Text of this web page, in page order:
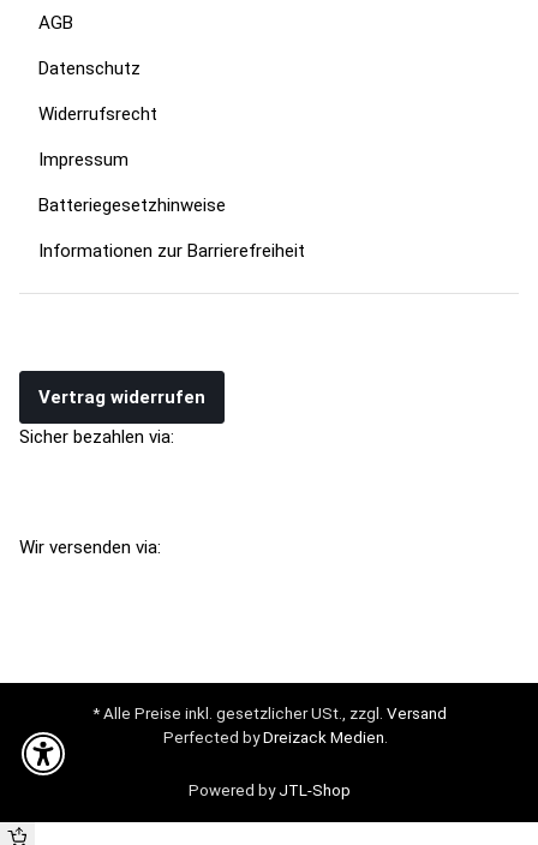
AGB
Datenschutz
Widerrufsrecht
Impressum
Batteriegesetzhinweise
Informationen zur Barrierefreiheit
Vertrag widerrufen
Sicher bezahlen via:
Wir versenden via:
* Alle Preise inkl. gesetzlicher USt., zzgl. Versand
Perfected byDreizack Medien
Powered by JTL-Shop